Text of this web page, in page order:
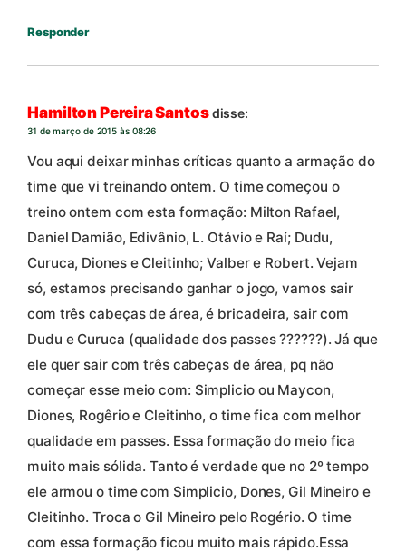
Responder
Hamilton Pereira Santosdisse:
31 de março de 2015 às 08:26
Vou aqui deixar minhas críticas quanto a armação do
time que vi treinando ontem. O time começou o
treino ontem com esta formação: Milton Rafael,
Daniel Damião, Edivânio, L. Otávio e Raí; Dudu,
Curuca, Diones e Cleitinho; Valber e Robert. Vejam
só, estamos precisando ganhar o jogo, vamos sair
com três cabeças de área, é bricadeira, sair com
Dudu e Curuca (qualidade dos passes ??????). Já que
ele quer sair com três cabeças de área, pq não
começar esse meio com: Simplicio ou Maycon,
Diones, Rogêrio e Cleitinho, o time fica com melhor
qualidade em passes. Essa formação do meio fica
muito mais sólida. Tanto é verdade que no 2º tempo
ele armou o time com Simplicio, Dones, Gil Mineiro e
Cleitinho. Troca o Gil Mineiro pelo Rogério. O time
com essa formação ficou muito mais rápido.Essa